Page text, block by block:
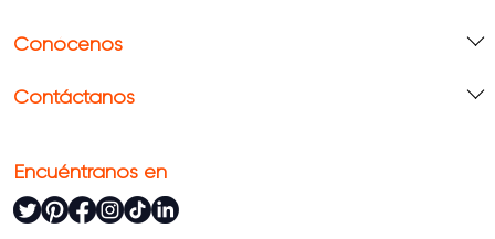
Conócenos
Contáctanos
Encuéntranos en